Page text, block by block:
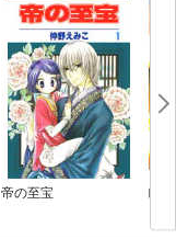
帝の至宝 瞬